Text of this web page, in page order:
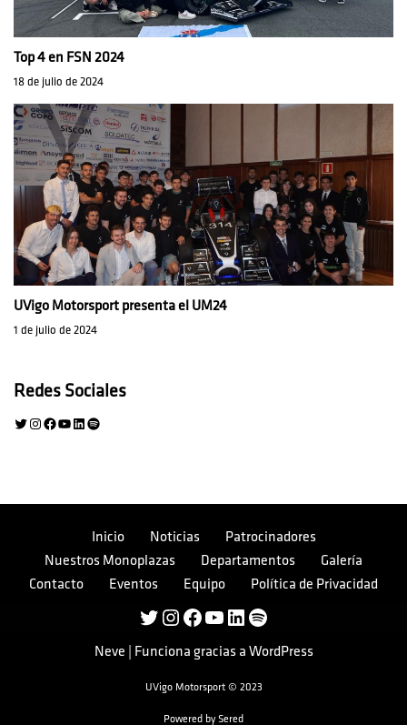
Top 4 en FSN 2024
18 de julio de 2024
UVigo Motorsport presenta el UM24
1 de julio de 2024
Redes Sociales
Inicio Noticias
Patrocinadores
Nuestros Monoplazas
Departamentos
Galería
Contacto
Eventos Equipo Política de Privacidad
Neve | Funciona gracias a WordPress
UVigo Motorsport © 2023
Powered bySered